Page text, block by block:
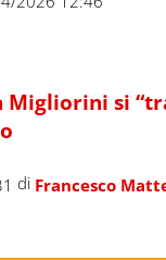
Migliorini si
di Francesco